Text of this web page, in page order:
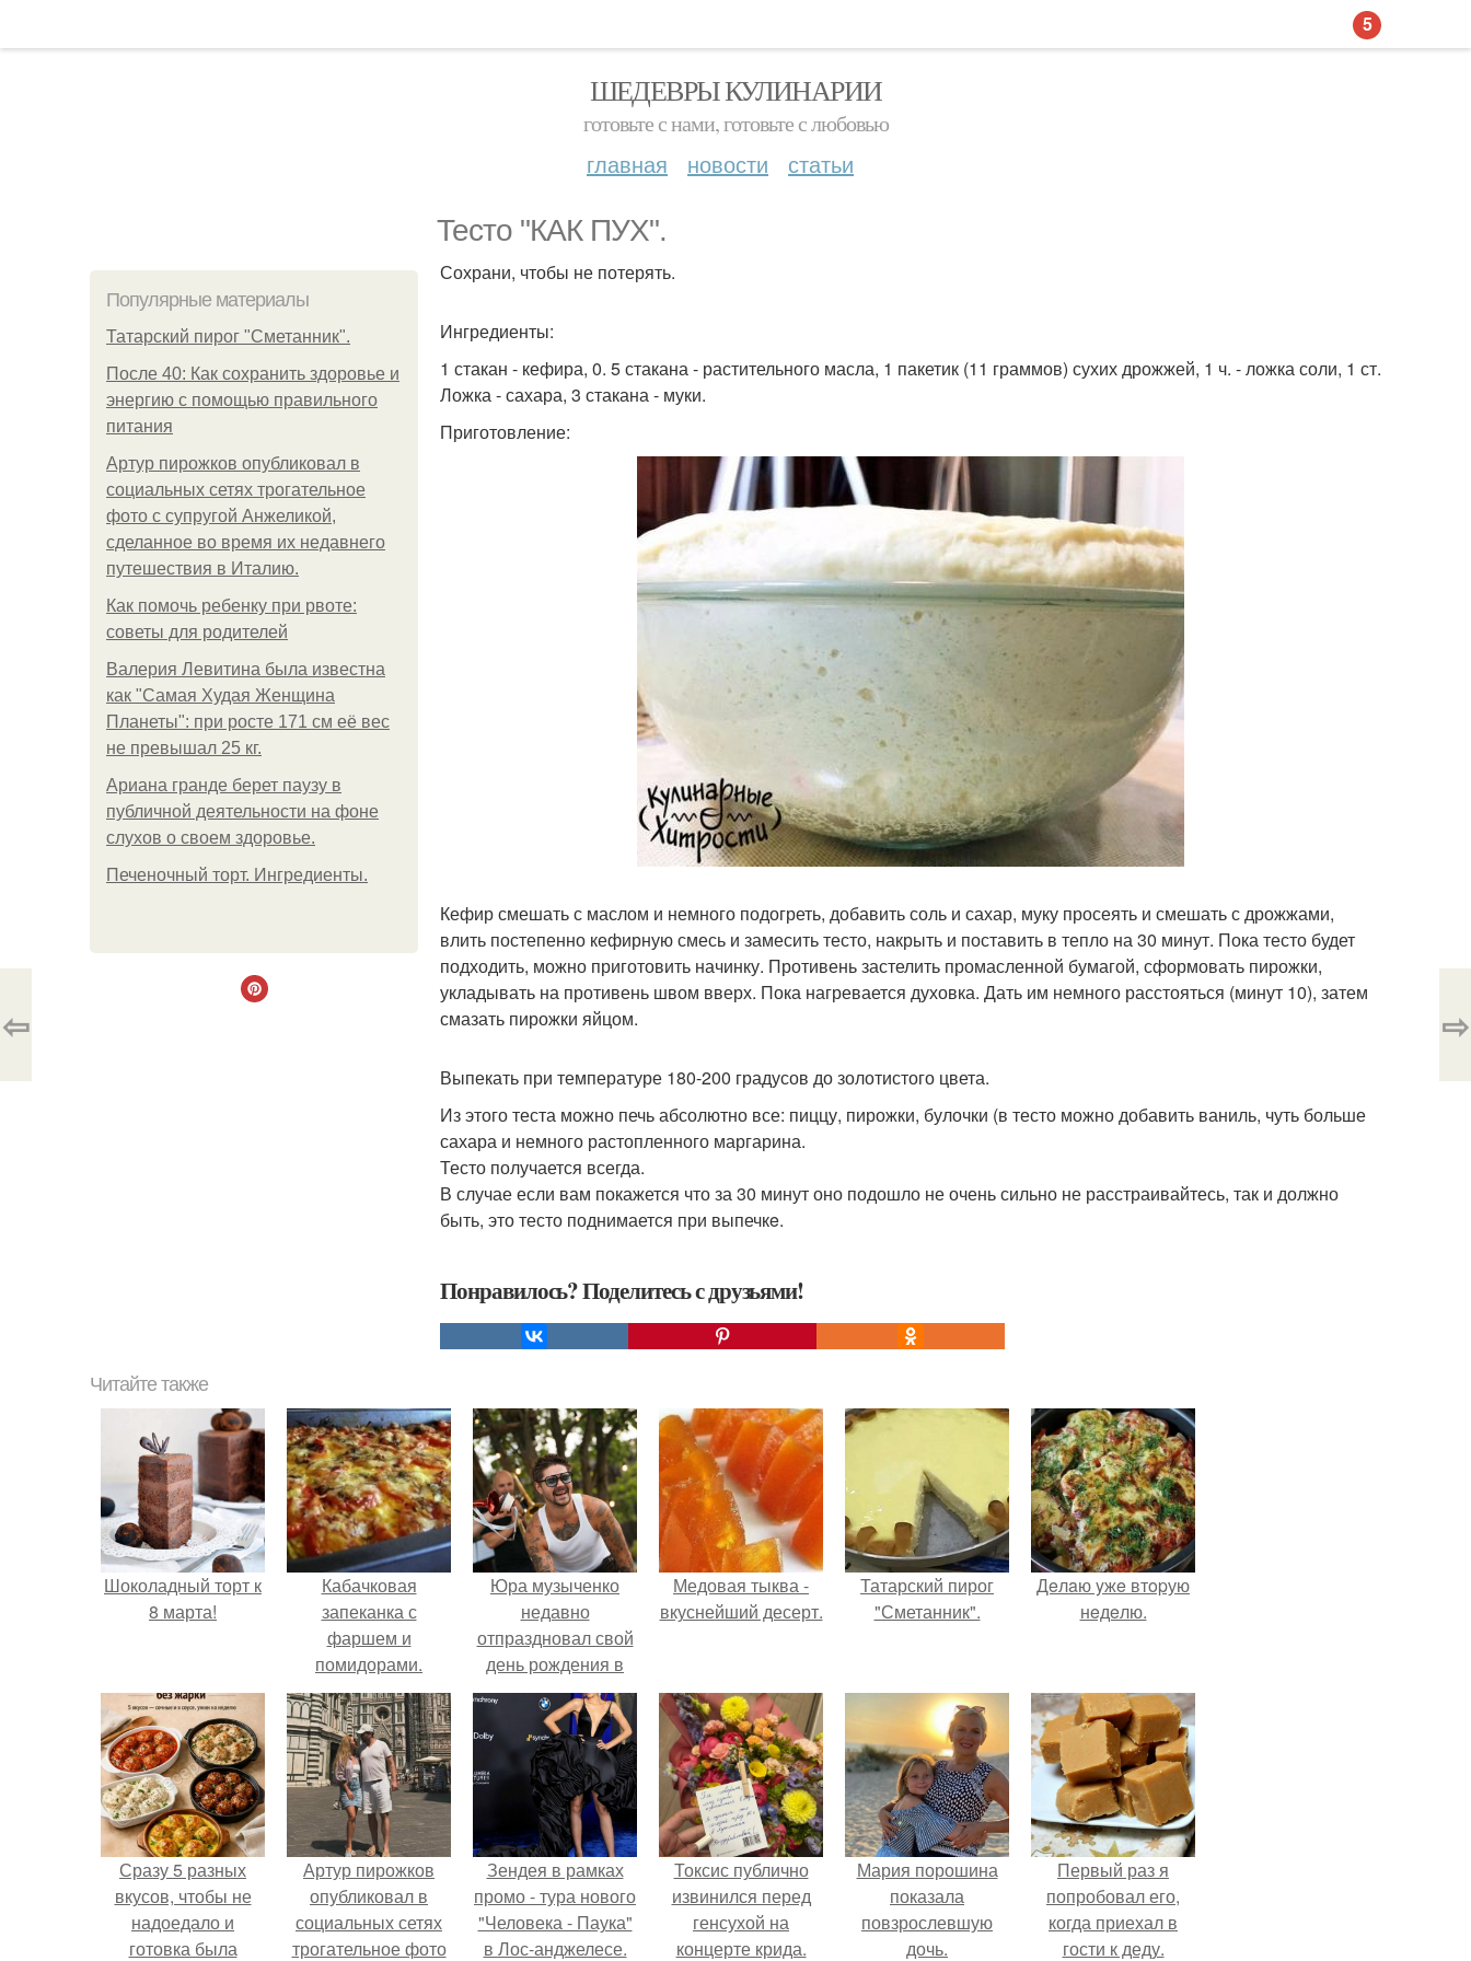
ШЕДЕВРЫ КУЛИНАРИИ
готовьте с нами, готовьте с любовью
главная новости статьи
Тесто "КАК ПУХ".
Популярные материалы
Татарский пирог "Сметанник".
После 40: Как сохранить здоровье и
энергию с помощью правильного
питания
Артур пирожков опубликовал в
социальных сетях трогательное
фото с супругой Анжеликой,
сделанное во время их недавнего
путешествия в Италию.
Как помочь ребенку при рвоте:
советы для родителей
Валерия Левитина была известна
как "Самая Худая Женщина
Планеты": при росте 171 см её вес
не превышал 25 кг.
Ариана гранде берет паузу в
публичной деятельности на фоне
слухов о своем здоровье.
Печеночный торт. Ингредиенты.
Сохрани, чтобы не потерять.
Ингредиенты:
1 стакан - кефира, 0. 5 стакана - растительного масла, 1 пакетик (11 граммов) сухих дрожжей, 1 ч. - ложка соли, 1 ст.
Ложка - сахара, 3 стакана - муки.
Приготовление:
Кефир смешать с маслом и немного подогреть, добавить соль и сахар, муку просеять и смешать с дрожжами,
влить постепенно кефирную смесь и замесить тесто, накрыть и поставить в тепло на 30 минут. Пока тесто будет
подходить, можно приготовить начинку. Противень застелить промасленной бумагой, сформовать пирожки,
укладывать на противень швом вверх. Пока нагревается духовка. Дать им немного расстояться (минут 10), затем
смазать пирожки яйцом.
Выпекать при температуре 180-200 градусов до золотистого цвета.
Из этого теста можно печь абсолютно все: пиццу, пирожки, булочки (в тесто можно добавить ваниль, чуть больше
сахара и немного растопленного маргарина.
Тесто получается всегда.
В случае если вам покажется что за 30 минут оно подошло не очень сильно не расстраивайтесь, так и должно
быть, это тесто поднимается при выпечкe.
Понравилось? Поделитесь с друзьями!
⇦ ⇨
Читайте также
Шоколадный торт к
8 марта!
Кабачковая
запеканка с
фаршем и
помидорами.
Юра музыченко
недавно
отпраздновал свой
день рождения в
кругу самых
близких и родных
людей.
Медовая тыква -
вкуснейший десерт.
Татарский пирог
"Сметанник".
Дeлaю yжe втopую
нeдeлю.
Сразу 5 разных
вкусов, чтобы не
надоедало и
готовка была
Артур пирожков
опубликовал в
социальных сетях
трогательное фото
Зендея в рамках
промо - тура нового
"Человека - Паука"
в Лос-анджелесе.
Токсис публично
извинился перед
генсухой на
концерте крида.
Мария порошина
показала
повзрослевшую
дочь.
Первый раз я
попробовал его,
когда приехал в
гости к деду.
5